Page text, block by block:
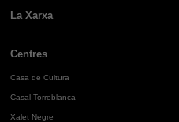
La Xarxa
Centres
Casa de Cultura
Casal Torreblanca
Xalet Negre